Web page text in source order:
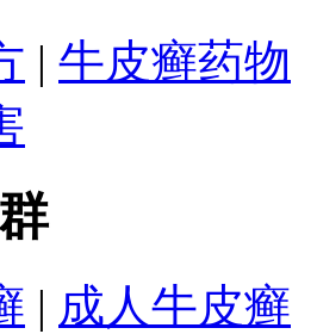
| 牛皮癣药物
| 成人牛皮癣